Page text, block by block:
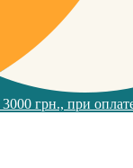
3000 грн., при